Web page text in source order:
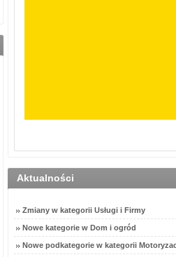
Aktualności
Zmiany w kategorii Usługi i Firmy
Nowe kategorie w Dom i ogród
Nowe podkategorie w kategorii